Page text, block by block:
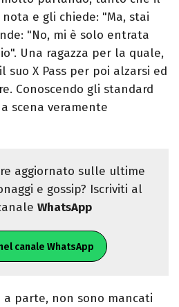
e gli chiede: "Ma, stai
"No, mi è solo entrata
Una ragazza per la quale,
X Pass per poi alzarsi ed
Conoscendo gli standard
scena veramente
aggiornato sulle ultime
e gossip? Iscriviti al
WhatsApp
canale WhatsApp
parte, non sono mancati